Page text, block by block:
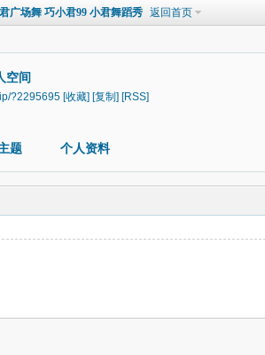
广场舞 巧小君99 小君舞蹈秀 返回首页
空间
?2295695 [收藏] [复制] [RSS]
题 个人资料